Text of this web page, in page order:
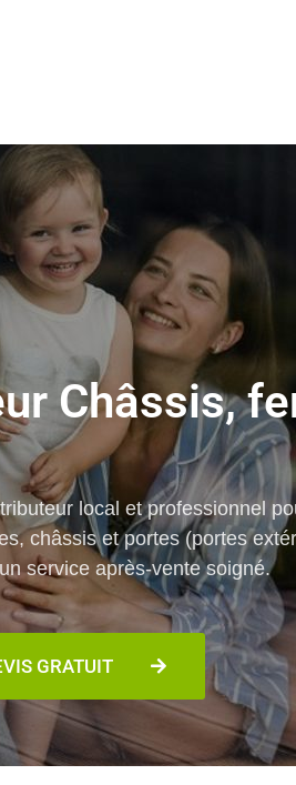
Châssis,
local et professionnel
châssis et portes (portes
service après-vente soigné.
GRATUIT